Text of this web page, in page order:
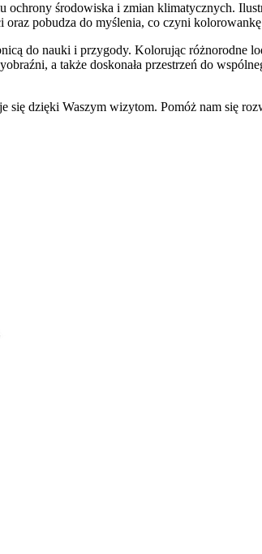
środowiska i zmian klimatycznych.
oraz pobudza do myślenia, co czyni
do nauki i przygody. Kolorując różnorodne
a także doskonała przestrzeń do
się dzięki Waszym wizytom. Pomóż nam się